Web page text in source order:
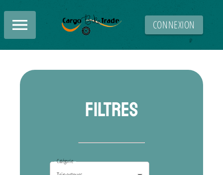
CONNEXION
FILTRES
Catégorie